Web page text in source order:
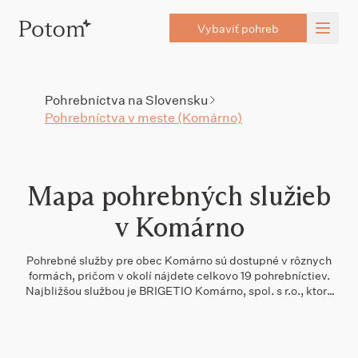
Vybaviť pohreb
Pohrebníctva na Slovensku
Pohrebníctva v meste (Komárno)
Mapa pohrebných služieb
v Komárno
Pohrebné služby pre obec Komárno sú dostupné v rôznych
formách, pričom v okolí nájdete celkovo 19 pohrebníctiev.
Najbližšou službou je BRIGETIO Komárno, spol. s r.o., ktorá